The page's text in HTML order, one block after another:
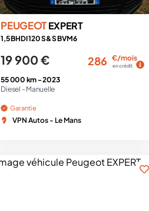
PEUGEOTEXPERT
1,5 BHDI 120 S&S BVM6
19 900 € 286 €/mois
en crédit
55 000 km -2023
Diesel - Manuelle
Garantie
VPN Autos - Le Mans